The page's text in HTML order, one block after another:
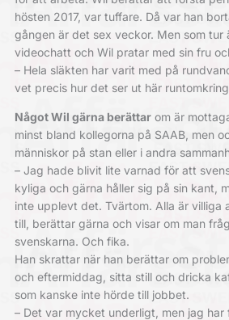
hösten 2017, var tuffare. Då var han
gången är det sex veckor. Men som tur
videochatt och Wil pratar med sin fru
– Hela släkten har varit med på
vet precis hur det ser ut här
Något Wil gärna berättarom är
minst bland kollegorna på SAAB, men
människor på stan eller i andra
– Jag hade blivit lite varnad för att
kyliga och gärna håller sig på sin kant,
inte upplevt det. Tvärtom. Alla är villiga
till, berättar gärna och visar om man
svenskarna. Och fika.
Han skrattar när han berättar om
och eftermiddag, sitta still och dricka
som kanske inte hörde till jobbet.
– Det var mycket underligt, men jag